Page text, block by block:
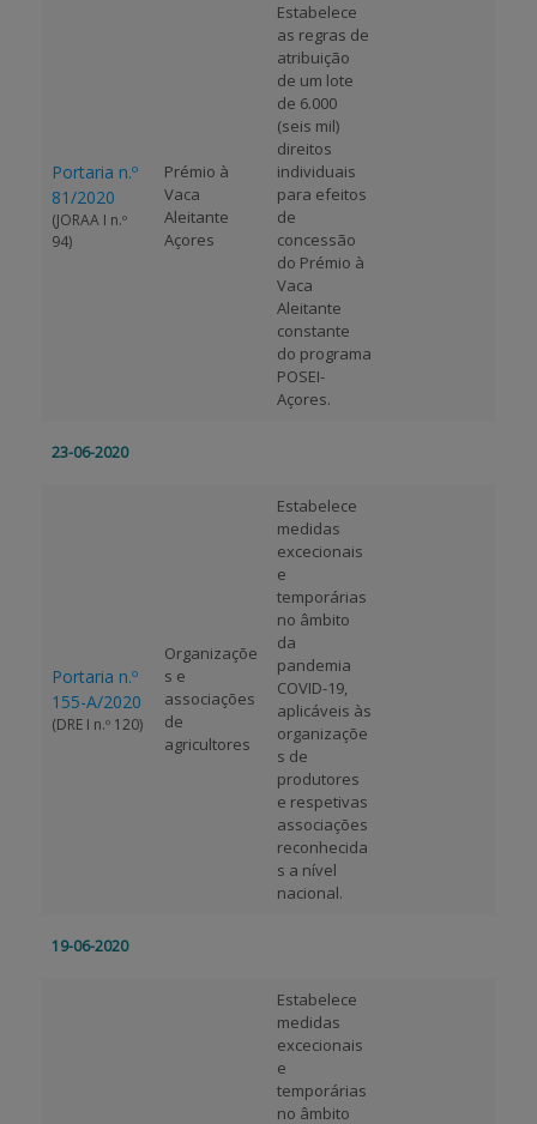
Portaria n.º
81/2020
(JORAA I n.º
94)
Prémio à
Vaca
Aleitante
Açores
Estabelece
as regras de
atribuição
de um lote
de 6.000
(seis mil)
direitos
individuais
para efeitos
de
concessão
do Prémio à
Vaca
Aleitante
constante
do programa
POSEI-
Açores.
23-06-2020
Portaria n.º
155-A/2020
(DRE I n.º 120)
Organizaçõe
s e
associações
de
agricultores
Estabelece
medidas
excecionais
e
temporárias
no âmbito
da
pandemia
COVID-19,
aplicáveis às
organizaçõe
s de
produtores
e respetivas
associações
reconhecida
s a nível
nacional.
19-06-2020
Estabelece
medidas
excecionais
e
temporárias
no âmbito